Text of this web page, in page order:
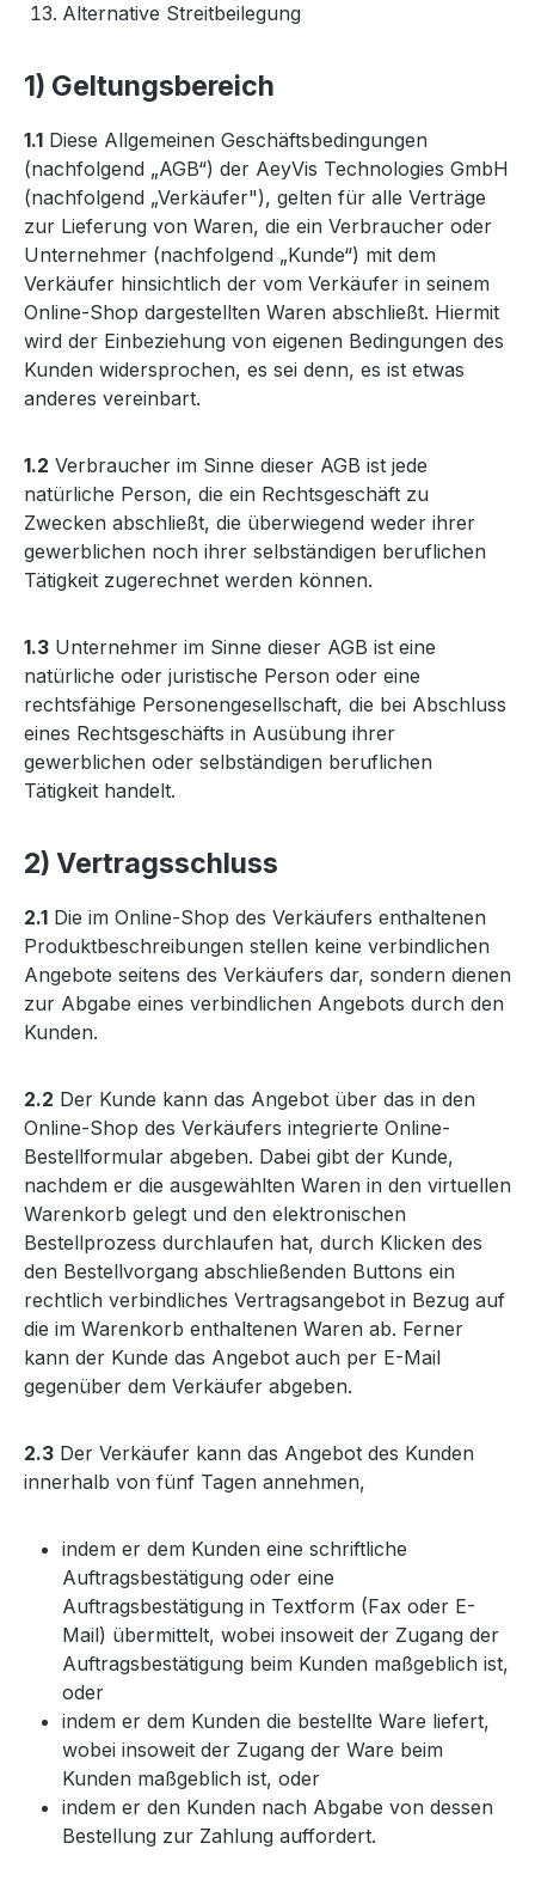
Alternative Streitbeilegung
1) Geltungsbereich
1.1 Diese Allgemeinen Geschäftsbedingungen
(nachfolgend „AGB“) der AeyVis Technologies GmbH
(nachfolgend „Verkäufer"), gelten für alle Verträge
zur Lieferung von Waren, die ein Verbraucher oder
Unternehmer (nachfolgend „Kunde“) mit dem
Verkäufer hinsichtlich der vom Verkäufer in seinem
Online-Shop dargestellten Waren abschließt. Hiermit
wird der Einbeziehung von eigenen Bedingungen des
Kunden widersprochen, es sei denn, es ist etwas
anderes vereinbart.
1.2 Verbraucher im Sinne dieser AGB ist jede
natürliche Person, die ein Rechtsgeschäft zu
Zwecken abschließt, die überwiegend weder ihrer
gewerblichen noch ihrer selbständigen beruflichen
Tätigkeit zugerechnet werden können.
1.3 Unternehmer im Sinne dieser AGB ist eine
natürliche oder juristische Person oder eine
rechtsfähige Personengesellschaft, die bei Abschluss
eines Rechtsgeschäfts in Ausübung ihrer
gewerblichen oder selbständigen beruflichen
Tätigkeit handelt.
2) Vertragsschluss
2.1 Die im Online-Shop des Verkäufers enthaltenen
Produktbeschreibungen stellen keine verbindlichen
Angebote seitens des Verkäufers dar, sondern dienen
zur Abgabe eines verbindlichen Angebots durch den
Kunden.
2.2 Der Kunde kann das Angebot über das in den
Online-Shop des Verkäufers integrierte Online-
Bestellformular abgeben. Dabei gibt der Kunde,
nachdem er die ausgewählten Waren in den virtuellen
Warenkorb gelegt und den elektronischen
Bestellprozess durchlaufen hat, durch Klicken des
den Bestellvorgang abschließenden Buttons ein
rechtlich verbindliches Vertragsangebot in Bezug auf
die im Warenkorb enthaltenen Waren ab. Ferner
kann der Kunde das Angebot auch per E-Mail
gegenüber dem Verkäufer abgeben.
2.3 Der Verkäufer kann das Angebot des Kunden
innerhalb von fünf Tagen annehmen,
indem er dem Kunden eine schriftliche
Auftragsbestätigung oder eine
Auftragsbestätigung in Textform (Fax oder E-
Mail) übermittelt, wobei insoweit der Zugang der
Auftragsbestätigung beim Kunden maßgeblich ist,
oder
indem er dem Kunden die bestellte Ware liefert,
wobei insoweit der Zugang der Ware beim
Kunden maßgeblich ist, oder
indem er den Kunden nach Abgabe von dessen
Bestellung zur Zahlung auffordert.